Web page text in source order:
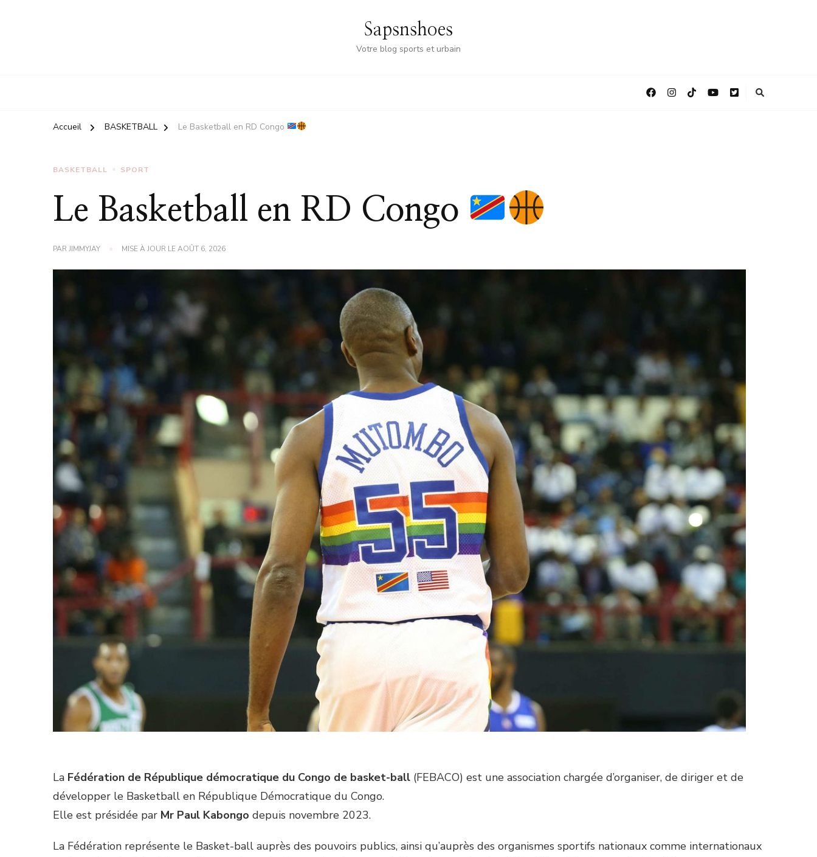
Sapsnshoes
Votre blog sports et urbain
Accueil BASKETBALL Le Basketball en RD Congo
BASKETBALL SPORT
Le Basketball en RD Congo
PARJIMMYJAY MISE À JOUR LEAOÛT 6, 2026
La Fédération de République démocratique du Congo de basket-ball (FEBACO) est une association chargée d’organiser, de diriger et de
développer le Basketball en République Démocratique du Congo.
Elle est présidée par Mr Paul Kabongo depuis novembre 2023.
La Fédération représente le Basket-ball auprès des pouvoirs publics, ainsi qu’auprès des organismes sportifs nationaux comme internationaux